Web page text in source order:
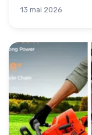
13 mai 2026